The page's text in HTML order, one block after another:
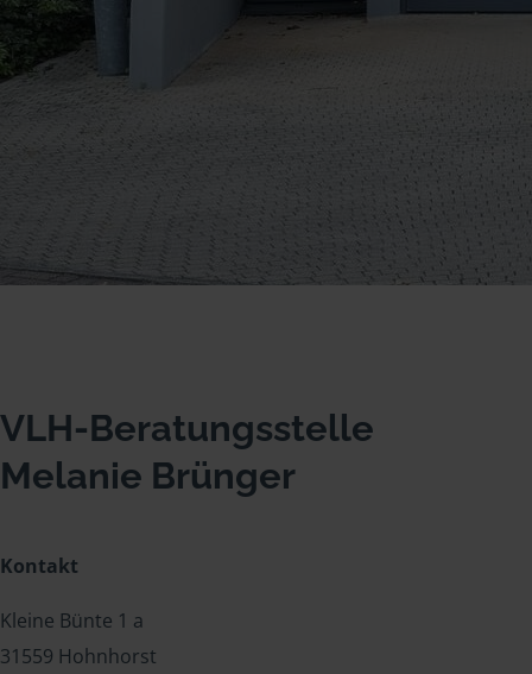
VLH-Beratungsstelle
Melanie Brünger
Kontakt
Kleine Bünte 1 a
31559 Hohnhorst